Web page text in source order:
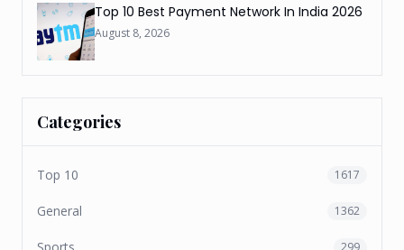
Top 10 Best Payment Network In India 2026
August 8, 2026
Categories
Top 10 1617
General 1362